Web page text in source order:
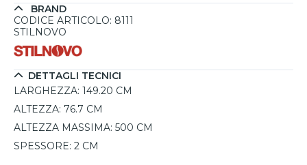
arrotondati, sospesi tramite cavi in acciaio regolabili fino a 5
metri per un'installazione personalizzata. La leggerezza
elemento decorativo raffinato, adatto a chi cerca
un’illuminazione elegante e funzionale. La sorgente
luminosa topLED CRI90 da 91W assicura un’illuminazione
tramite il sistema DALI, adattandola a ogni esigenza. Un
prodotto interamente Made in Italy, realizzato con
materiali di alta qualità e attenzione ai dettagli, garantito
BRAND
CODICE ARTICOLO: 8111
STILNOVO
DETTAGLI TECNICI
LARGHEZZA: 149.20 CM
ALTEZZA: 76.7 CM
ALTEZZA MASSIMA: 500 CM
SPESSORE: 2 CM